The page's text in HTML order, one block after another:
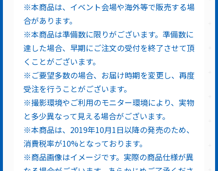
※本商品は、イベント会場や海外等で販売する場
合があります。
※本商品は準備数に限りがございます。準備数に
達した場合、早期にご注文の受付を終了させて頂
くことがございます。
※ご要望多数の場合、お届け時期を変更し、再度
受注を行うことがございます。
※撮影環境やご利用のモニター環境により、実物
と多少異なって見える場合がございます。
※本商品は、2019年10月1日以降の発売のため、
消費税率が10%となっております。
※商品画像はイメージです。実際の商品仕様が異